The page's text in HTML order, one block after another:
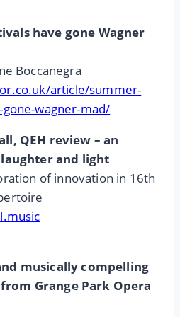
have gone Wagner
Boccanegra
article/summer-
wagner-mad/
QEH review – an
and light
of innovation in 16th
musically compelling
Grange Park Opera